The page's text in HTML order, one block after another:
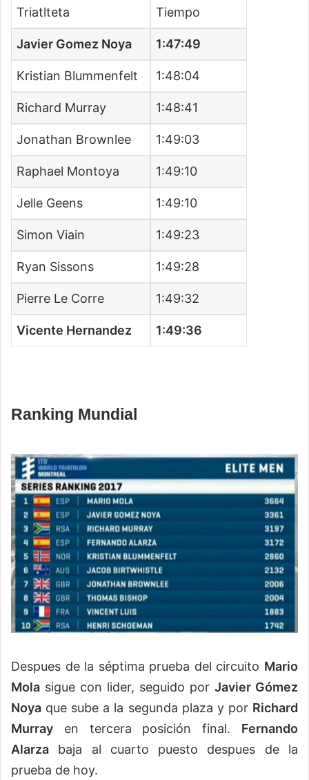
Triatlteta Tiempo
Javier Gomez Noya 1:47:49
Kristian Blummenfelt 1:48:04
Richard Murray 1:48:41
Jonathan Brownlee 1:49:03
Raphael Montoya 1:49:10
Jelle Geens 1:49:10
Simon Viain 1:49:23
Ryan Sissons 1:49:28
Pierre Le Corre 1:49:32
Vicente Hernandez 1:49:36
Ranking Mundial
Despues de la séptima prueba del circuito Mario
Mola sigue con lider, seguido por Javier Gómez
Noya que sube a la segunda plaza y por Richard
Murray en tercera posición final. Fernando
Alarza baja al cuarto puesto despues de la
prueba de hoy.